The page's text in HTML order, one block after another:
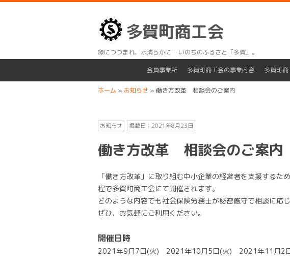
多賀町商工会
緑につつまれ、水清らかに… いのちのふるさと「多賀」。
会員事業所 多賀町商工会の事業内容 多賀町
ホーム » お知らせ » 働き方改革 相談会のご案内
お知らせ 掲載日： 2021年8月23日
働き方改革 相談会のご案内
「働き方改革」に取り組む中小企業の経営者を支援するた
程で多賀町商工会にて開催されます。
どのような内容でも社会保険労務士が秘密厳守で相談に応じ
ぜひ、お気軽にご利用ください。
開催日時
2021年9月7日(火) 2021年10月5日(火) 2021年11月2